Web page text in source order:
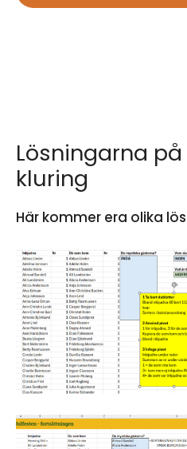
Lösningarna
kluring
Här kommer era olika